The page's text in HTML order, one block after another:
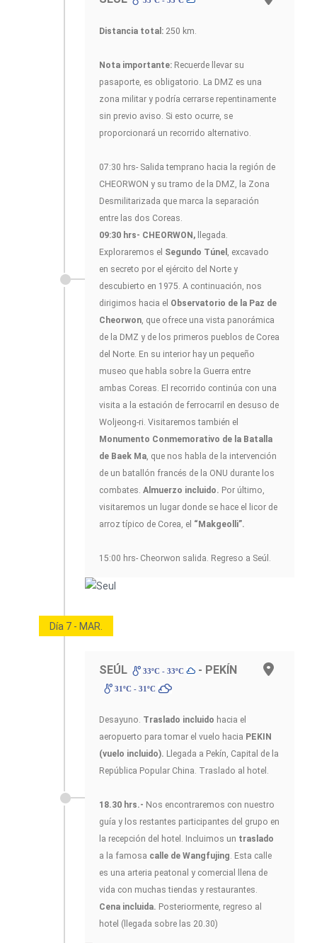
Distancia total: 250 km.
Nota importante: Recuerde llevar su
pasaporte, es obligatorio. La DMZ es una
zona militar y podría cerrarse repentinamente
sin previo aviso. Si esto ocurre, se
proporcionará un recorrido alternativo.
07:30 hrs- Salida temprano hacia la región de
CHEORWON y su tramo de la DMZ, la Zona
Desmilitarizada que marca la separación
entre las dos Coreas.
09:30 hrs- CHEORWON, llegada.
Exploraremos el Segundo Túnel
, excavado
en secreto por el ejército del Norte y
descubierto en 1975. A continuación, nos
dirigimos hacia el Observatorio de la Paz de
Cheorwon , que ofrece una vista panorámica
de la DMZ y de los primeros pueblos de Corea
del Norte. En su interior hay un pequeño
museo que habla sobre la Guerra entre
ambas Coreas. El recorrido continúa con una
visita a la estación de ferrocarril en desuso de
Woljeong-ri. Visitaremos también el
Monumento Conmemorativo de la Batalla
de Baek Ma , que nos habla de la intervención
de un batallón francés de la ONU durante los
combates. Almuerzo incluido. Por último,
visitaremos un lugar donde se hace el licor de
arroz típico de Corea, el “Makgeolli”.
15:00 hrs- Cheorwon salida. Regreso a Seúl.
Día 7 - MAR.
SEÚL 33ºC - 33ºC - PEKÍN
31ºC - 31ºC
Desayuno. Traslado incluido hacia el
aeropuerto para tomar el vuelo hacia PEKIN
(vuelo incluido). Llegada a Pekín, Capital de la
República Popular China. Traslado al hotel.
18.30 hrs.- Nos encontraremos con nuestro
guía y los restantes participantes del grupo en
la recepción del hotel. Incluimos un traslado
a la famosa calle de Wangfujing . Esta calle
es una arteria peatonal y comercial llena de
vida con muchas tiendas y restaurantes.
Cena incluida. Posteriormente, regreso al
hotel (llegada sobre las 20.30)